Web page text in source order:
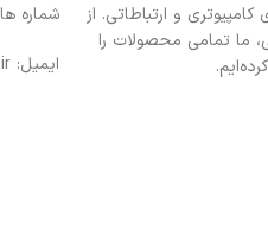
و ارتباطاتی. از
ما تمامی محصولات را
شماره های تماس:
ایمیل: info@pikonet.ir